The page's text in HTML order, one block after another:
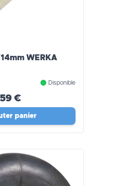
WERKA
Disponible
€
panier